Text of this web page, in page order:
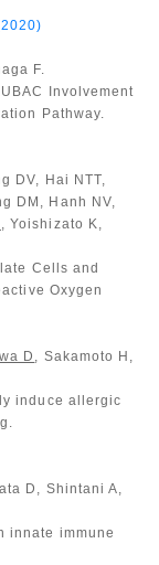
F.
Involvement
Pathway.
DV, Hai NTT,
DM, Hanh NV,
, Yoishizato K,
Cells and
Oxygen
D , Sakamoto H,
induce allergic
D, Shintani A,
innate immune